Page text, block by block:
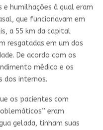
humilhações à qual eram
que funcionavam em
a 55 km da capital
resgatadas em um dos
De acordo com os
médico e os
dos internos.
os pacientes com
eram
gelada, tinham suas